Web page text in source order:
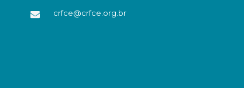
crfce@crfce.org.br